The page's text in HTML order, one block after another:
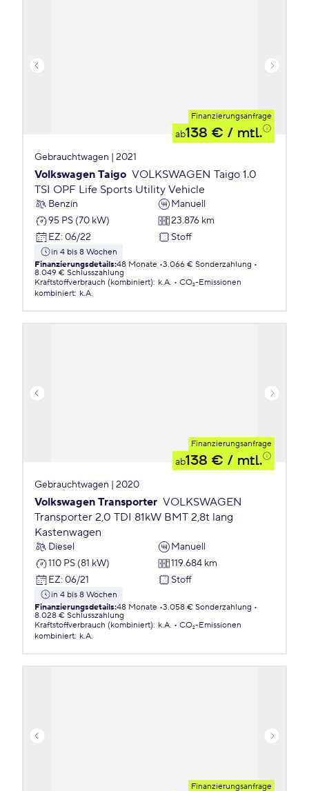
Finanzierungsanfrage
ab138 € / mtl.
Gebrauchtwagen | 2021
Volkswagen Taigo VOLKSWAGEN Taigo 1.0
TSI OPF Life Sports Utility Vehicle
Benzin
Manuell
95 PS (70 kW)
23.876 km
EZ: 06/22 Stoff
in 4 bis 8 Wochen
Finanzierungsdetails:48 Monate 3.066 € Sonderzahlung
8.049 € Schlusszahlung
Kraftstoffverbrauch (kombiniert): k.A.
CO₂-Emissionen
kombiniert: k.A.
Finanzierungsanfrage
ab138 € / mtl.
Gebrauchtwagen | 2020
Volkswagen Transporter VOLKSWAGEN
Transporter 2,0 TDI 81kW BMT 2,8t lang
Kastenwagen
Diesel
Manuell
110 PS (81 kW)
119.684 km
EZ: 06/21 Stoff
in 4 bis 8 Wochen
Finanzierungsdetails:48 Monate 3.058 € Sonderzahlung
8.028 € Schlusszahlung
Kraftstoffverbrauch (kombiniert): k.A.
CO₂-Emissionen
kombiniert: k.A.
Finanzierungsanfrage